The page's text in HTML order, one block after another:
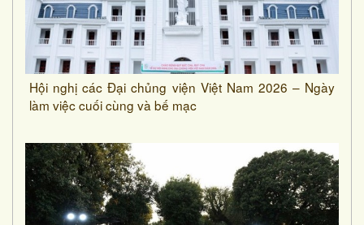
Hội nghị các Đại chủng viện Việt Nam 2026 – Ngày
làm việc cuối cùng và bế mạc